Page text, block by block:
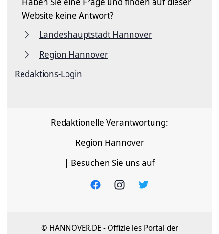
Website keine Antwort?
Landeshauptstadt Hannover
Region Hannover
Redaktions-Login
Redaktionelle Verantwortung:
Region Hannover
| Besuchen Sie uns auf
© HANNOVER.DE - Offizielles Portal der